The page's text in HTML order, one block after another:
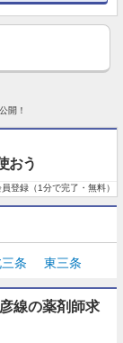
おう
条 東三条
線の薬剤師求